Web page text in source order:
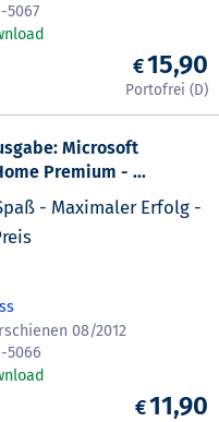
5067
15,90
Microsoft
Premium - ...
- Maximaler Erfolg -
08/2012
5066
11,90